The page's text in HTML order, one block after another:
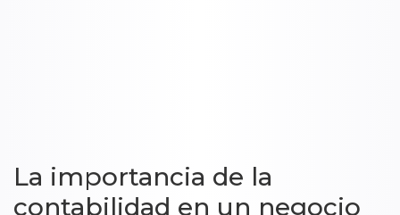
La importancia de la
contabilidad en un negocio